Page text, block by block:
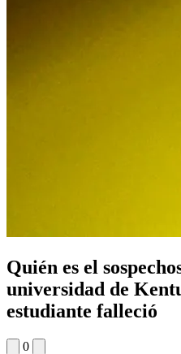
Quién es el
universidad de
estudiante falleció
0